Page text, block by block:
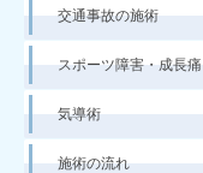
交通事故の施術
スポーツ障害・成長痛
気導術
施術の流れ